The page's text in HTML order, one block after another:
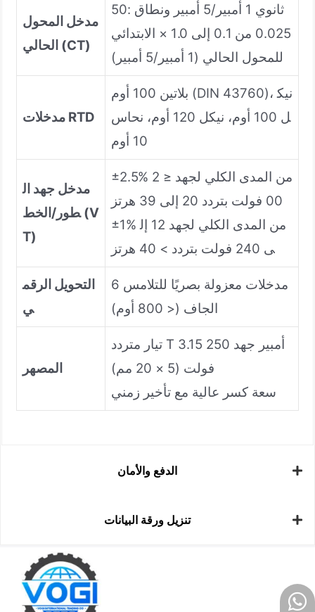
مدخل المحول
الحالي (CT)
ثانوي 1 أمبير/5 أمبير ونطاق 50:
0.025 من 0.1 إلى 1.0 × الابتدائي
للمحول الحالي (1 أمبير/5 أمبير)
مدخلات RTD
بلاتين 100 أوم (DIN 43760)، نيك
ل 100 أوم، نيكل 120 أوم، نحاس
10 أوم
مدخل جهد ال
طور/الخط (V
T)
±2.5% من المدى الكلي لجهد ≤ 2
00 فولت بتردد 20 إلى 39 هرتز
±1% من المدى الكلي لجهد 12 إل
ى 240 فولت بتردد > 40 هرتز
التحويل الرقم
ي
6 مدخلات معزولة بصريًا للتلامس
الجاف (< 800 أوم)
المصهر
تيار متردد T 3.15 أمبير جهد 250
فولت (5 × 20 مم)
سعة كسر عالية مع تأخير زمني
الدفع والأمان
تنزيل ورقة البيانات